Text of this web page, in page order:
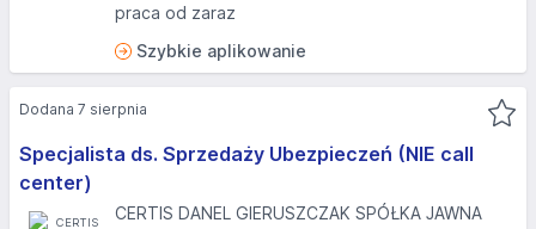
praca od zaraz
Szybkie aplikowanie
Specjalista ds. Sprzedaży Ubezpieczeń (NIE call
center)
CERTIS DANEL GIERUSZCZAK SPÓŁKA JAWNA
Dodana 7 sierpnia